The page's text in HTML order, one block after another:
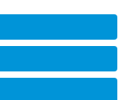
Forchheim |
Forchheim